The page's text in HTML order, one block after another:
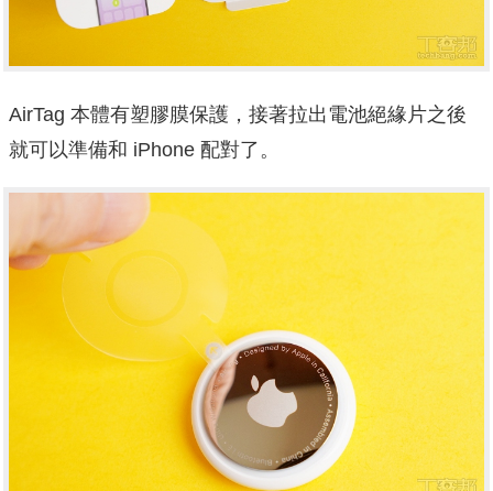
AirTag 本體有塑膠膜保護，接著拉出電池絕緣片之後
就可以準備和 iPhone 配對了。